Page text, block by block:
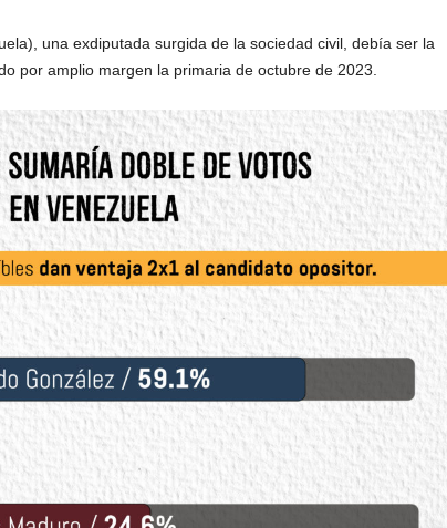
una exdiputada surgida de la sociedad civil, debía ser la
por amplio margen la primaria de octubre de 2023.